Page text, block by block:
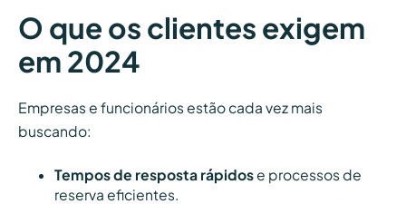
O que os clientes exigem
em 2024
Empresas e funcionários estão cada vez mais
buscando:
Tempos de resposta rápidose processos de
reserva eficientes.